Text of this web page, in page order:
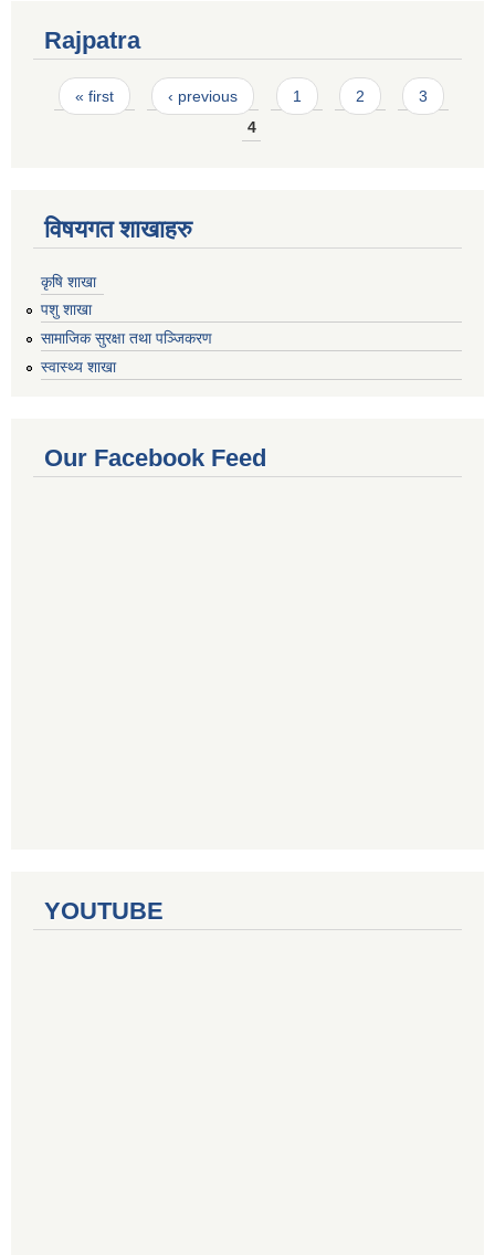
Rajpatra
Pages
« first ‹ previous 1 2
3
4
विषयगत शाखाहरु
कृषि शाखा
पशु शाखा
सामाजिक सुरक्षा तथा पञ्जिकरण
स्वास्थ्य शाखा
Our Facebook Feed
YOUTUBE